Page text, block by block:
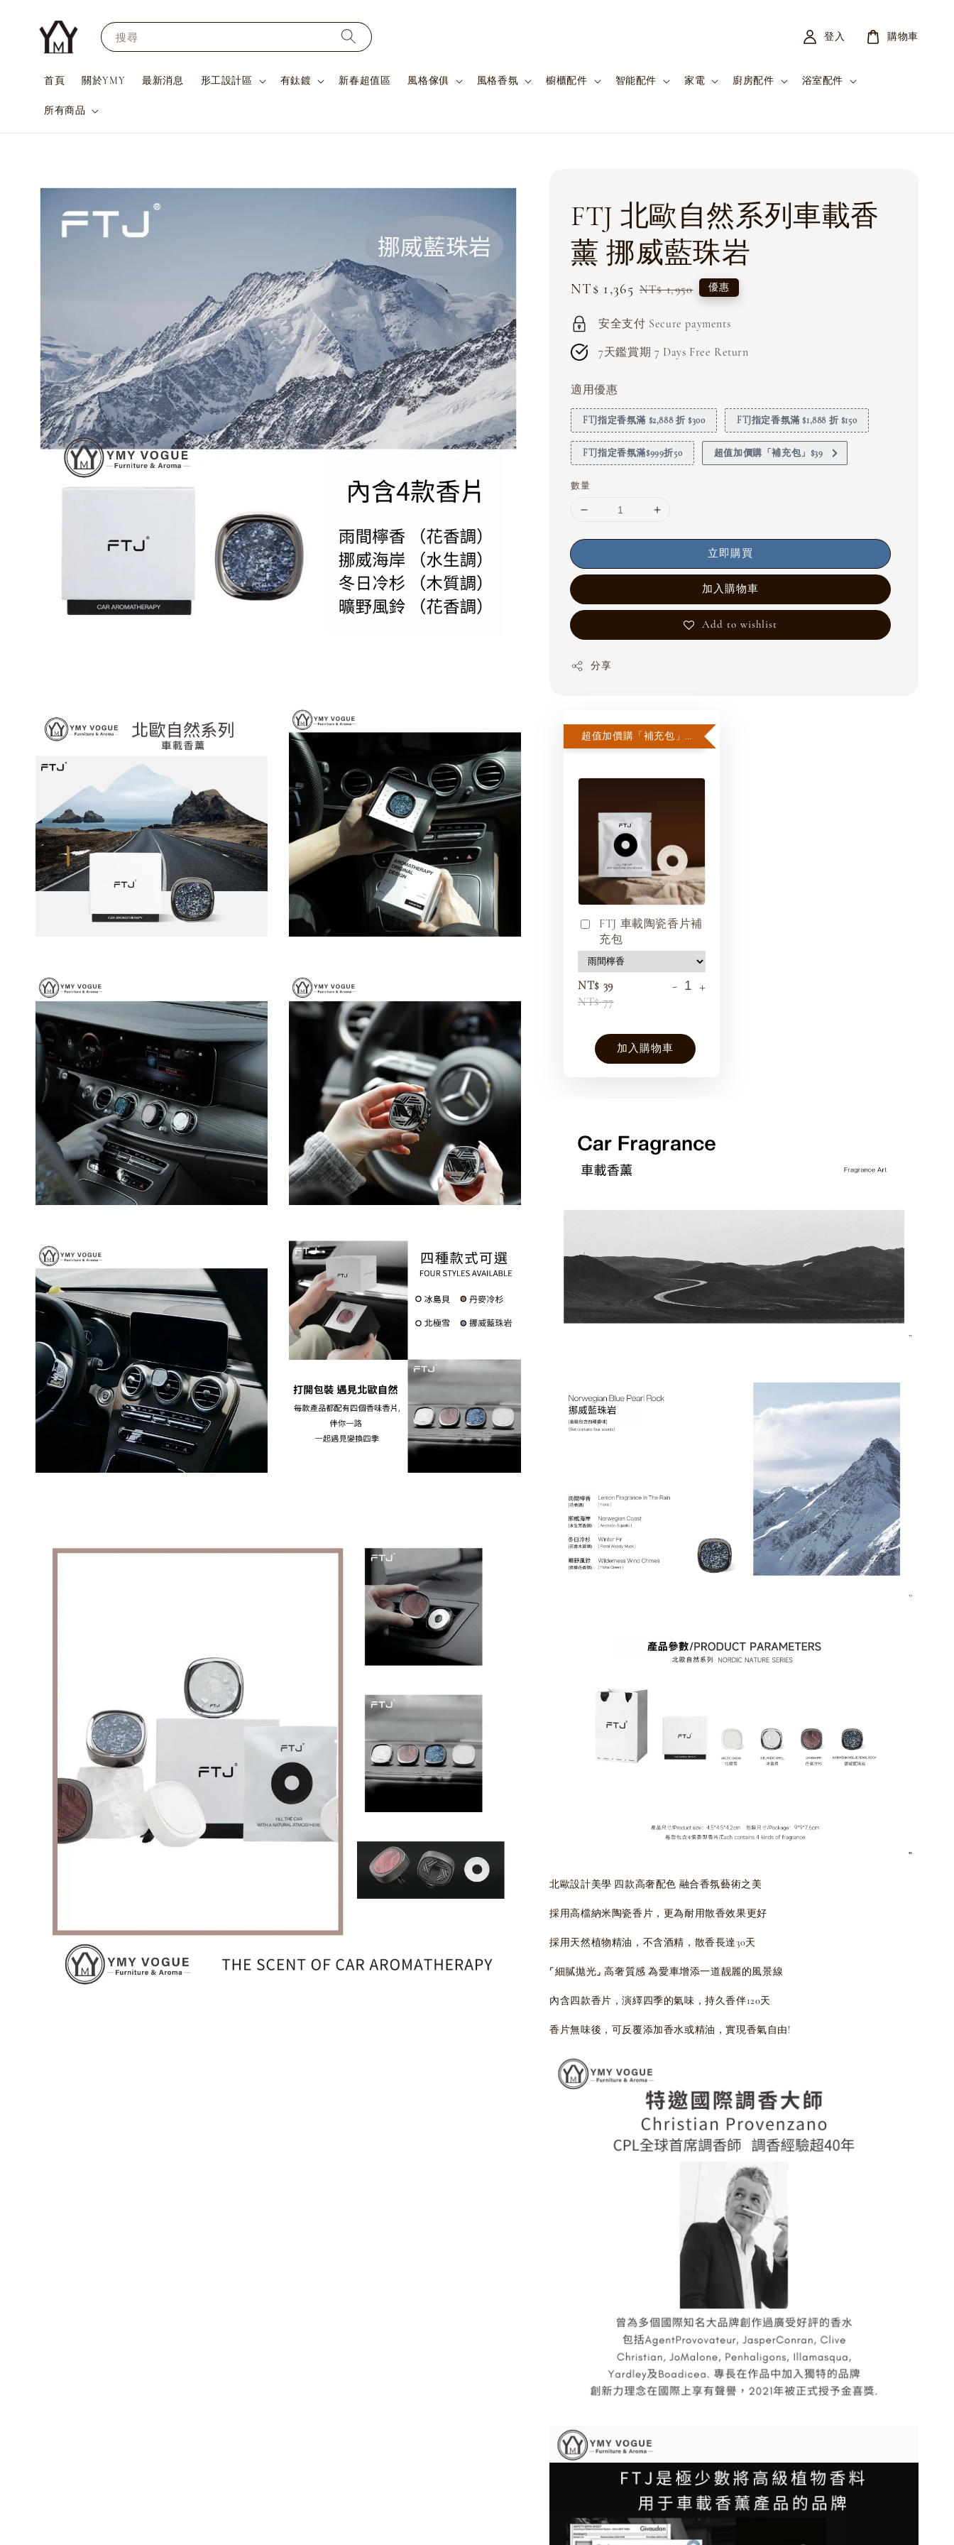
搜尋
首頁 關於YMY 最新消息 形工設計區 有鈦鍍 新春超值區 風格傢俱 風格香氛 櫥櫃配件 智能配件 家電 廚房配件 浴室配件
所有商品
登入 購物車
FTJ 北歐自然系列車載香
薰 挪威藍珠岩
Sale
NT$ 1,365 Regular
NT$ 1,950 優惠
安全支付 Secure payments
7天鑑賞期 7 Days Free Return
適用優惠
FTJ指定香氛滿 $2,888 折 $300 FTJ指定香氛滿 $1,888 折 $150
FTJ指定香氛滿$999折50 超值加價購「補充包」$39
數量
立即購買
加入購物車
Add to wishlist
分享
超值加價購「補充包」$39
FTJ 車載陶瓷香片補
充包
NT$ 39
NT$ 77
- +
加入購物車
北歐設計美學 四款高奢配色 融合香氛藝術之美
採用高檔納米陶瓷香片，更為耐用散香效果更好
採用天然植物精油，不含酒精，散香長達30天
⌜細膩拋光⌟ 高奢質感 為愛車增添一道靓麗的風景線
內含四款香片，演繹四季的氣味，持久香伴120天
香片無味後，可反覆添加香水或精油，實現香氣自由!